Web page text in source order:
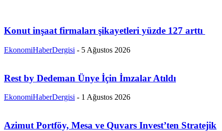
Konut inşaat firmaları şikayetleri yüzde 127 arttı
EkonomiHaberDergisi - 5 Ağustos 2026
Rest by Dedeman Ünye İçin İmzalar Atıldı
EkonomiHaberDergisi - 1 Ağustos 2026
Azimut Portföy, Mesa ve Quvars Invest’ten Stratejik